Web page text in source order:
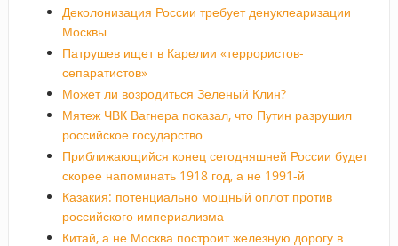
Деколонизация России требует денуклеаризации
Москвы
Патрушев ищет в Карелии «террористов-
сепаратистов»
Может ли возродиться Зеленый Клин?
Мятеж ЧВК Вагнера показал, что Путин разрушил
российское государство
Приближающийся конец сегодняшней России будет
скорее напоминать 1918 год, а не 1991-й
Казакия: потенциально мощный оплот против
российского империализма
Китай, а не Москва построит железную дорогу в